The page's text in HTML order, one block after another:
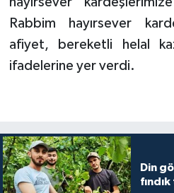
Rabbim hayırsever
afiyet, bereketli helal
ifadelerine yer verdi.
Din
Çankırı Müftülüğü
Çorum Müftülüğü
Düzce Müftülüğü
Bilim, Teknoloji
Biyografiler
YAŞAM